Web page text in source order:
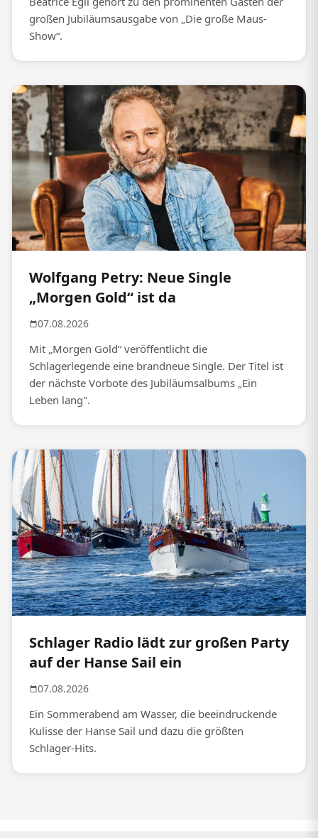
großen Jubiläumsausgabe von „Die große Maus-
Show“.
Wolfgang Petry: Neue Single
„Morgen Gold“ ist da
07.08.2026
Mit „Morgen Gold“ veröffentlicht die
Schlagerlegende eine brandneue Single. Der Titel ist
der nächste Vorbote des Jubiläumsalbums „Ein
Leben lang".
Schlager Radio lädt zur großen Party
auf der Hanse Sail ein
07.08.2026
Ein Sommerabend am Wasser, die beeindruckende
Kulisse der Hanse Sail und dazu die größten
Schlager-Hits.